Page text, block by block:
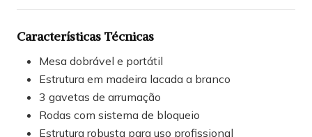
Características Técnicas
Mesa dobrável e portátil
Estrutura em madeira lacada a branco
3 gavetas de arrumação
Rodas com sistema de bloqueio
Estrutura robusta para uso profissional